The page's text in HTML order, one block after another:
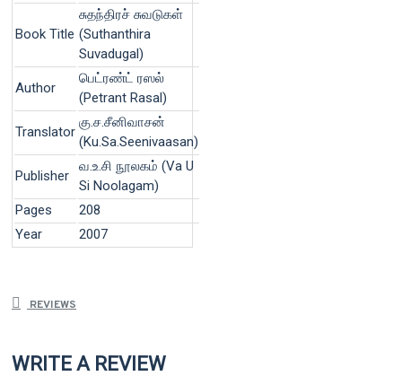
Book Title
சுதந்திரச் சுவடுகள்
(Suthanthira
Suvadugal)
Author
பெட்ரண்ட் ரஸல்
(Petrant Rasal)
Translator
கு.ச.சீனிவாசன்
(Ku.Sa.Seenivaasan)
Publisher
வ.உ.சி நூலகம் (Va U
Si Noolagam)
Pages
208
Year
2007
REVIEWS
WRITE A REVIEW